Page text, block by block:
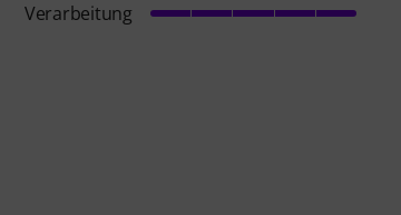
Verarbeitung